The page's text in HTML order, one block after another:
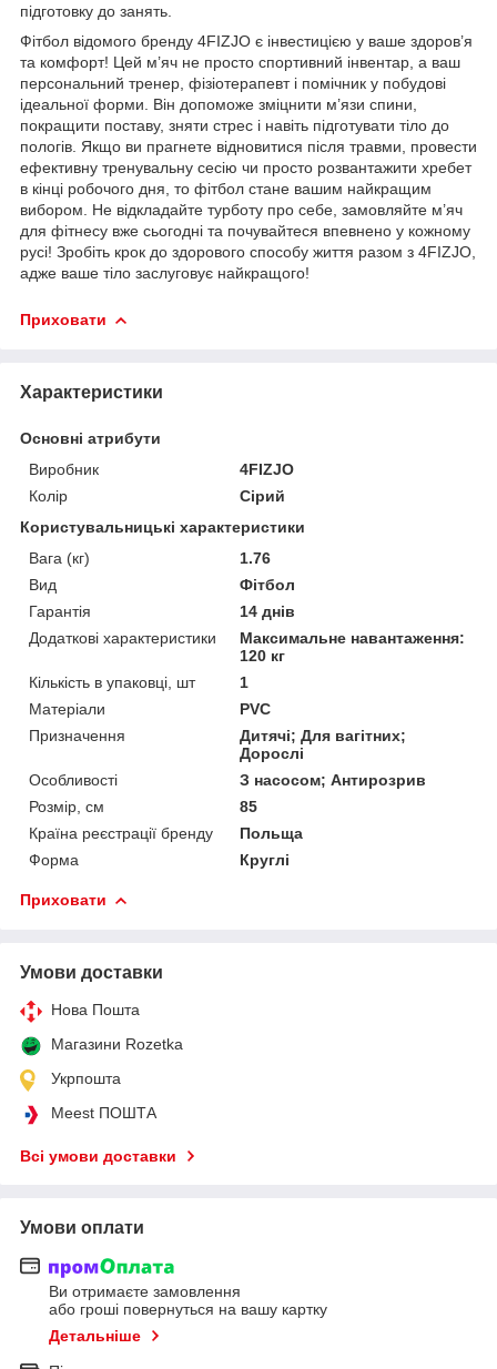
підготовку до занять.
Фітбол відомого бренду 4FIZJO є інвестицією у ваше здоров’я
та комфорт! Цей м’яч не просто спортивний інвентар, а ваш
персональний тренер, фізіотерапевт і помічник у побудові
ідеальної форми. Він допоможе зміцнити м’язи спини,
покращити поставу, зняти стрес і навіть підготувати тіло до
пологів. Якщо ви прагнете відновитися після травми, провести
ефективну тренувальну сесію чи просто розвантажити хребет
в кінці робочого дня, то фітбол стане вашим найкращим
вибором. Не відкладайте турботу про себе, замовляйте м’яч
для фітнесу вже сьогодні та почувайтеся впевнено у кожному
русі! Зробіть крок до здорового способу життя разом з 4FIZJO
адже ваше тіло заслуговує найкращого!
Приховати
Характеристики
Основні атрибути
Виробник
4FIZJO
Колір
Сірий
Користувальницькі характеристики
Вага (кг)
1.76
Вид
Фітбол
Гарантія
14 днів
Додаткові характеристики
Максимальне навантаження:
120 кг
Кількість в упаковці, шт
1
Матеріали
PVC
Призначення
Дитячі; Для вагітних;
Дорослі
Особливості
З насосом; Антирозрив
Розмір, см
85
Країна реєстрації бренду
Польща
Форма
Круглі
Приховати
Умови доставки
Нова Пошта
Магазини Rozetka
Укрпошта
Meest ПОШТА
Всі умови доставки
Умови оплати
Ви отримаєте замовлення
або гроші повернуться на вашу картку
Детальніше